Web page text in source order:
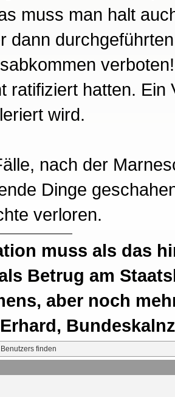
muss man halt
dann
ratifiziert hatten.
wird.
nach der
Dinge
verloren.
muss als das
Betrug am
aber noch